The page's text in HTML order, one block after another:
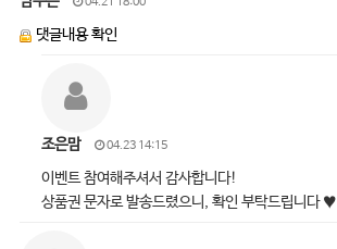
댓글내용 확인
조은맘 04.23 14:15
이벤트 참여해주셔서 감사합니다!
상품권 문자로 발송드렸으니, 확인 부탁드립니다 ♥